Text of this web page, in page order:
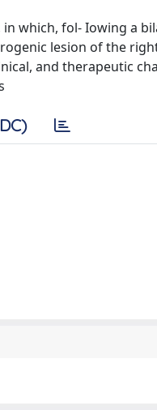
which, fol- Iowing a
lesion of the
and therapeutic